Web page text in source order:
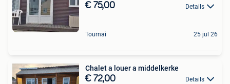
€ 75,00 Details
Tournai 25 jul 26
Chalet a louer a middelkerke
€ 72,00 Details